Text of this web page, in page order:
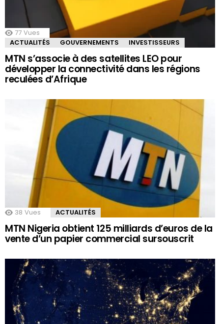
77 Vues
ACTUALITÉS
GOUVERNEMENTS INVESTISSEURS
MTN s’associe à des satellites LEO pour
développer la connectivité dans les régions
reculées d’Afrique
38 Vues ACTUALITÉS
MTN Nigeria obtient 125 milliards d’euros de la
vente d’un papier commercial sursouscrit